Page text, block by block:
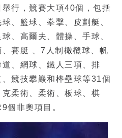
行，競賽大項40個，包括
、籃球、拳擊、皮劃艇、
、高爾夫、體操、手球、
賽艇 、7人制橄欖球、帆
、網球、鐵人三項、排
競技攀巖和棒壘球等31個
柔術、柔術、板球、棋
個非奧項目。